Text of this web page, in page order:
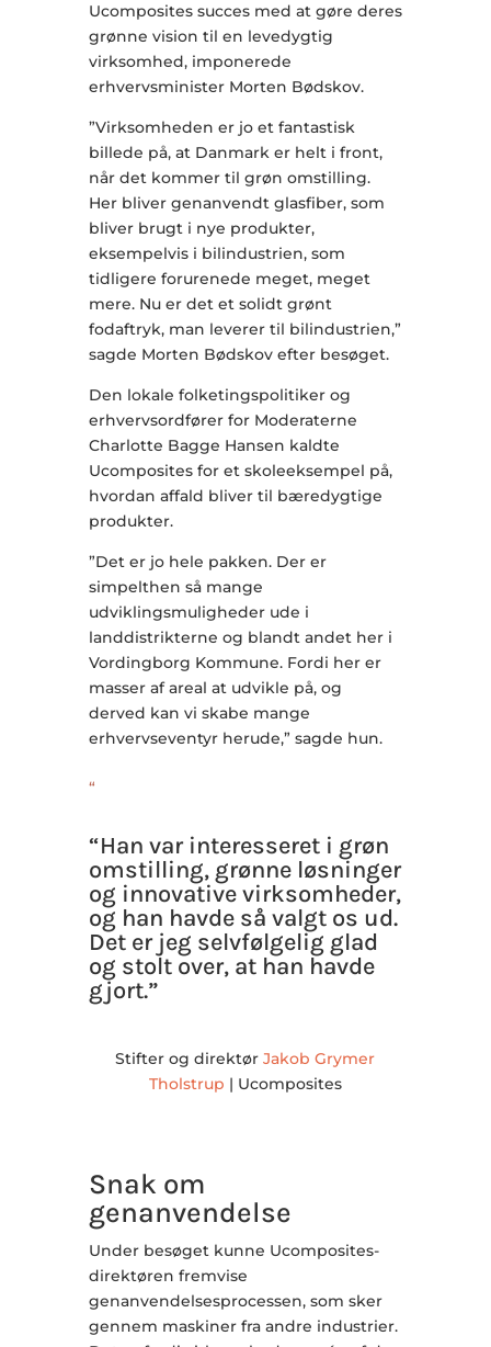
Ucomposites succes med at gøre deres
grønne vision til en levedygtig
virksomhed, imponerede
erhvervsminister Morten Bødskov.
”Virksomheden er jo et fantastisk
billede på, at Danmark er helt i front,
når det kommer til grøn omstilling.
Her bliver genanvendt glasfiber, som
bliver brugt i nye produkter,
eksempelvis i bilindustrien, som
tidligere forurenede meget, meget
mere. Nu er det et solidt grønt
fodaftryk, man leverer til bilindustrien,”
sagde Morten Bødskov efter besøget.
Den lokale folketingspolitiker og
erhvervsordfører for Moderaterne
Charlotte Bagge Hansen kaldte
Ucomposites for et skoleeksempel på,
hvordan affald bliver til bæredygtige
produkter.
”Det er jo hele pakken. Der er
simpelthen så mange
udviklingsmuligheder ude i
landdistrikterne og blandt andet her i
Vordingborg Kommune. Fordi her er
masser af areal at udvikle på, og
derved kan vi skabe mange
erhvervseventyr herude,” sagde hun.
“
“Han var interesseret i grøn
omstilling, grønne løsninger
og innovative virksomheder,
og han havde så valgt os ud.
Det er jeg selvfølgelig glad
og stolt over, at han havde
gjort.”
Stifter og direktørJakob Grymer
Tholstrup | Ucomposites
Snak om
genanvendelse
Under besøget kunne Ucomposites-
direktøren fremvise
genanvendelsesprocessen, som sker
gennem maskiner fra andre industrier.